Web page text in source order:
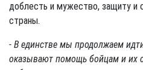
доблесть и мужество, защиту и
страны.
- В единстве мы продолжаем
оказывают помощь бойцам и их